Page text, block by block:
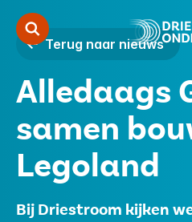
Starten
Samenwerken
Over ons
Terug naar nieuws
Alledaags
samen
Legoland
Bij Driestroom kijken